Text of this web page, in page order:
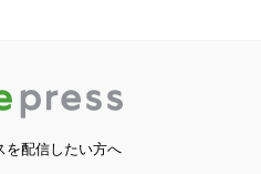
を配信したい方へ